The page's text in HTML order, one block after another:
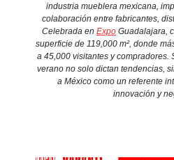
industria mueblera mexicana,
colaboración entre fabricantes,
Celebrada en Expo Guadalajara,
superficie de 119,000 m², donde
a 45,000 visitantes y compradores.
verano no solo dictan tendencias,
a México como un referente
innovación y